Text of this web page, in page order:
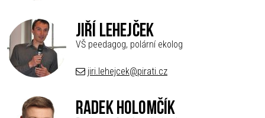
Jiří Lehejček
VŠ peedagog, polární ekolog
jiri.lehejcek@pirati.cz
Radek Holomčík